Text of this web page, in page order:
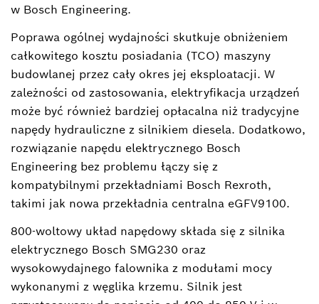
w Bosch Engineering.
Poprawa ogólnej wydajności skutkuje obniżeniem
całkowitego kosztu posiadania (TCO) maszyny
budowlanej przez cały okres jej eksploatacji. W
zależności od zastosowania, elektryfikacja urządzeń
może być również bardziej opłacalna niż tradycyjne
napędy hydrauliczne z silnikiem diesela. Dodatkowo,
rozwiązanie napędu elektrycznego Bosch
Engineering bez problemu łączy się z
kompatybilnymi przekładniami Bosch Rexroth,
takimi jak nowa przekładnia centralna eGFV9100.
800-woltowy układ napędowy składa się z silnika
elektrycznego Bosch SMG230 oraz
wysokowydajnego falownika z modułami mocy
wykonanymi z węglika krzemu. Silnik jest